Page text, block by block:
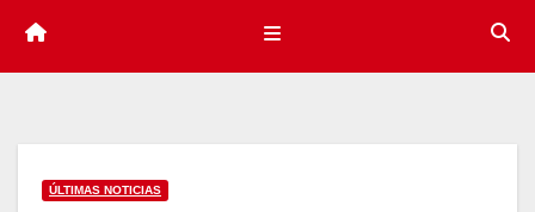
ÚLTIMAS NOTICIAS